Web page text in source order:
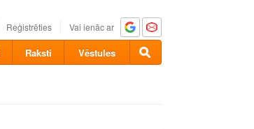
Reģistrēties Vai ienāc ar
Raksti Vēstules